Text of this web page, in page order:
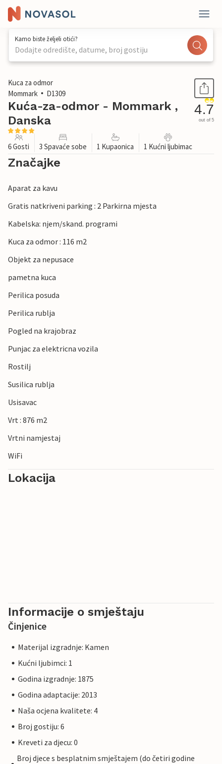
Kamo biste željeli otići?
Dodajte odredište, datume, broj gostiju
1 / 29
Kuca za odmor
Mommark
D1309
Kuća-za-odmor - Mommark ,
Danska
4.7
out of 5
6 Gosti 3 Spavaće sobe 1 Kupaonica 1 Kućni ljubimac
Značajke
Aparat za kavu
Gratis natkriveni parking : 2 Parkirna mjesta
Kabelska: njem/skand. programi
Kuca za odmor : 116 m2
Objekt za nepusace
pametna kuca
Perilica posuda
Perilica rublja
Pogled na krajobraz
Punjac za elektricna vozila
Rostilj
Susilica rublja
Usisavac
Vrt : 876 m2
Vrtni namjestaj
WiFi
Lokacija
Informacije o smještaju
Činjenice
Materijal izgradnje: Kamen
Kućni ljubimci: 1
Godina izgradnje: 1875
Godina adaptacije: 2013
Naša ocjena kvalitete: 4
Broj gostiju: 6
Kreveti za djecu: 0
Broj djece s besplatnim smještajem (do četiri godine